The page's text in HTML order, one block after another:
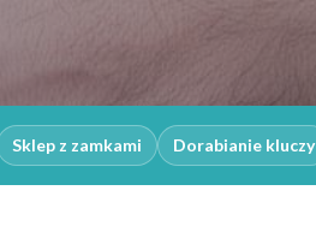
Sklep z zamkami Dorabianie kluczy